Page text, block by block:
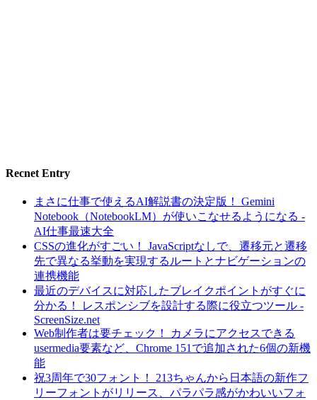
Recnet Entry
まさに仕事で使えるAI解説書の決定版！ Gemini
Notebook（NotebookLM）が使いこなせるようになる -
AI仕事最速大全
CSSの進化がすごい！ JavaScriptなしで、遷移元と遷移
先で異なる挙動を実現するルートとナビゲーションの
連携機能
最近のデバイスに対応したブレイクポイントがすぐに
分かる！ レスポンシブを設計する際に役立つツール -
ScreenSize.net
Web制作者は要チェック！ カメラにアクセスできる
usermedia要素など、Chrome 151で追加された6個の新機
能
祝3周年で30フォント！ 213ちゃんから日本語の新作フ
リーフォントがリリース、パラパラ感がかわいいフォ